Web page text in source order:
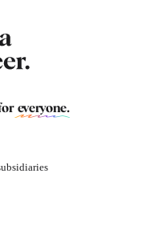
everyone.